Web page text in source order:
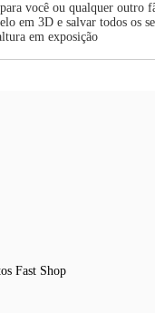
você ou qualquer outro
em 3D e salvar todos os
em exposição
Fast Shop